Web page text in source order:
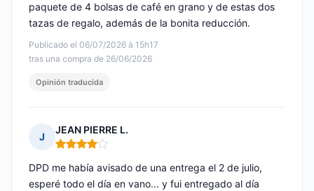
Publicado el 06/07/2026 à 15h17
tras una compra de 26/06/2026
paquete de 4 bolsas de café en grano y de estas dos
tazas de regalo, además de la bonita reducción.
Opinión traducida
J
JEAN PIERRE L.
Nota: 4 de 5
DPD me había avisado de una entrega el 2 de julio,
esperé todo el día en vano... y fui entregado al día